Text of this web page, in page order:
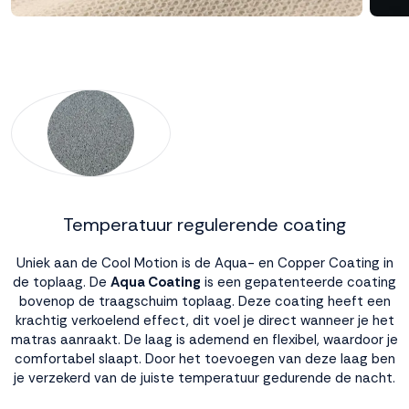
Temperatuur regulerende coating
Uniek aan de Cool Motion is de Aqua- en Copper Coating in
de toplaag. De Aqua Coating is een gepatenteerde coating
bovenop de traagschuim toplaag. Deze coating heeft een
krachtig verkoelend effect, dit voel je direct wanneer je het
matras aanraakt. De laag is ademend en flexibel, waardoor je
comfortabel slaapt. Door het toevoegen van deze laag ben
je verzekerd van de juiste temperatuur gedurende de nacht.